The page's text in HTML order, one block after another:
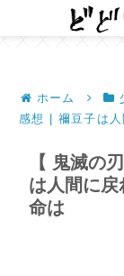
ホーム
感想 | 禰豆子は
【 鬼滅の
は人間に
命は